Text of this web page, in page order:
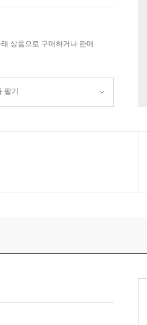
상품으로 구매하거나 판매
팔기